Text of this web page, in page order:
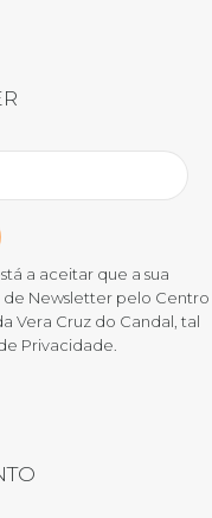
a aceitar que a sua
de Newsletter pelo Centro
Vera Cruz do Candal, tal
Privacidade.